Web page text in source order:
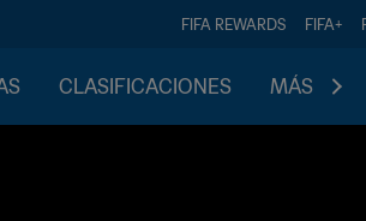
FIFA REWARDS FIFA+
CLASIFICACIONES MÁS